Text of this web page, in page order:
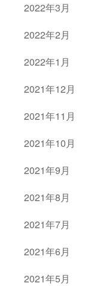
2022年3月
2022年2月
2022年1月
2021年12月
2021年11月
2021年10月
2021年9月
2021年8月
2021年7月
2021年6月
2021年5月